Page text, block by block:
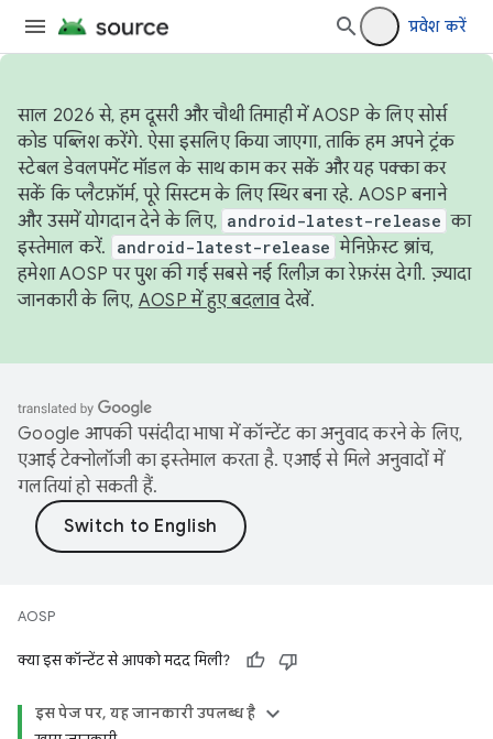
प्रवेश करें
साल 2026 से, हम दूसरी और चौथी तिमाही में AOSP के लिए सोर्स
कोड पब्लिश करेंगे. ऐसा इसलिए किया जाएगा, ताकि हम अपने ट्रंक
स्टेबल डेवलपमेंट मॉडल के साथ काम कर सकें और यह पक्का कर
सकें कि प्लैटफ़ॉर्म, पूरे सिस्टम के लिए स्थिर बना रहे. AOSP बनाने
और उसमें योगदान देने के लिए, android-latest-release का
इस्तेमाल करें.
android-latest-release मेनिफ़ेस्ट ब्रांच,
हमेशा AOSP पर पुश की गई सबसे नई रिलीज़ का रेफ़रंस देगी. ज़्यादा
जानकारी के लिए, AOSP में हुए बदलावदेखें.
Google आपकी पसंदीदा भाषा में कॉन्टेंट का अनुवाद करने के लिए,
एआई टेक्नोलॉजी का इस्तेमाल करता है. एआई से मिले अनुवादों में
गलतियां हो सकती हैं.
AOSP
क्या इस कॉन्टेंट से आपको मदद मिली?
इस पेज पर, यह जानकारी उपलब्ध है